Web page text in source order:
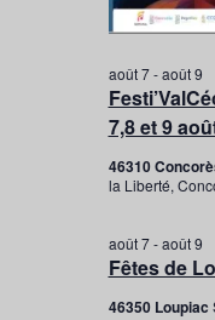
7,8 et 9
août 7-août 9
46310
la Liberté,
Fêtes de
août 7-août 9
46350 Loupiac